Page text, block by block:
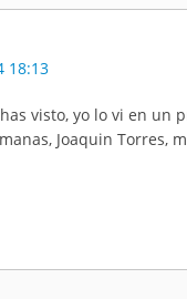
18:13
visto, yo lo vi en un
Joaquin Torres,